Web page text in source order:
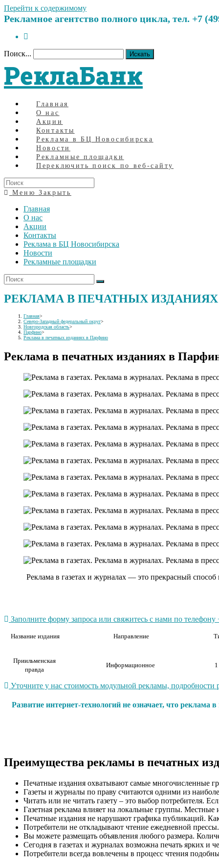
Перейти к содержимому
Рекламное агентство полного цикла, тел. +7
Поиск... Искать
РеклаБанк
Главная
О нас
Акции
Контакты
Реклама в БЦ Новосибирска
Новости
Рекламные площадки
Переключить поиск по веб-сайту
Меню Закрыть
Главная
О нас
Акции
Контакты
Реклама в БЦ Новосибирска
Новости
Рекламные площадки
РЕКЛАМА В ПЕЧАТНЫХ
Главная>
Северо-Западный федеральный округ>
Новгородская область>
Парфино>
Реклама в печатных изданиях в Парфино
Реклама в печатных изданиях в
Реклама в газетах и журналах — это прекрасный
Заполните форму запроса или свяжитесь с нами по
Название издания Направление
Приильменская
правда
Информационное
Уточните у нас стоимость модульной рекламы,
Развитие интернет-технологий не означает, что
Преимущества рекламы в печатных
Печатные издания охватывают самые многочисленные
Газеты и журналы по праву считаются одними из
Читать или не читать газету – это выбор потребителя.
Газетная реклама влияет на локальные группы.
Печатные издания не нарушают графика публикаций. Как
Потребители не откладывают чтение ежедневной прессы.
Вы можете размещать объявления любого размера.
Сегодня в газетах и журналах возможна печать ярких и
Потребители всегда вовлечены в процесс чтения